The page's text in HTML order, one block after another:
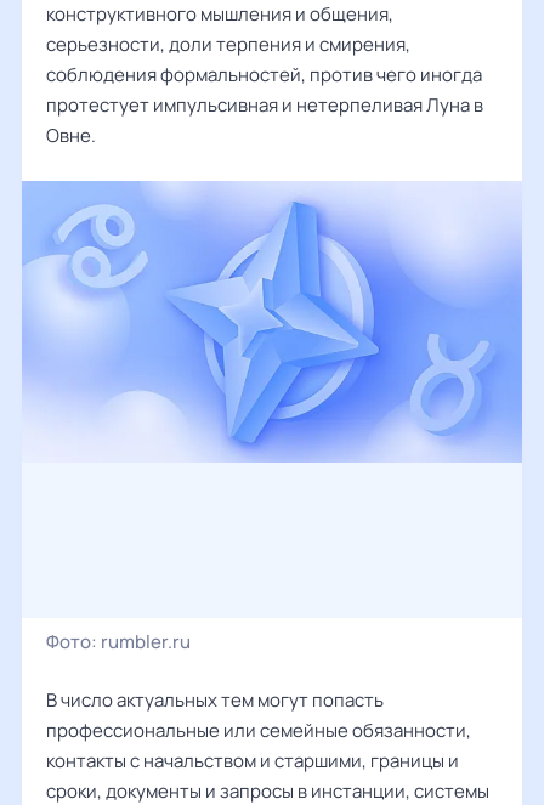
конструктивного мышления и общения,
серьезности, доли терпения и смирения,
соблюдения формальностей, против чего иногда
протестует импульсивная и нетерпеливая Луна в
Овне.
Фото: rumbler.ru
В число актуальных тем могут попасть
профессиональные или семейные обязанности,
контакты с начальством и старшими, границы и
сроки, документы и запросы в инстанции, системы